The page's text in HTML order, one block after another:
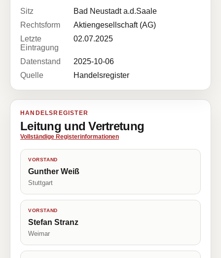
Sitz
Bad Neustadt a.d.Saale
Rechtsform
Aktiengesellschaft (AG)
Letzte
Eintragung
02.07.2025
Datenstand
2025-10-06
Quelle
Handelsregister
HANDELSREGISTER
Leitung und Vertretung
Vollständige Registerinformationen
VORSTAND
Gunther Weiß
Stuttgart
VORSTAND
Stefan Stranz
Weimar